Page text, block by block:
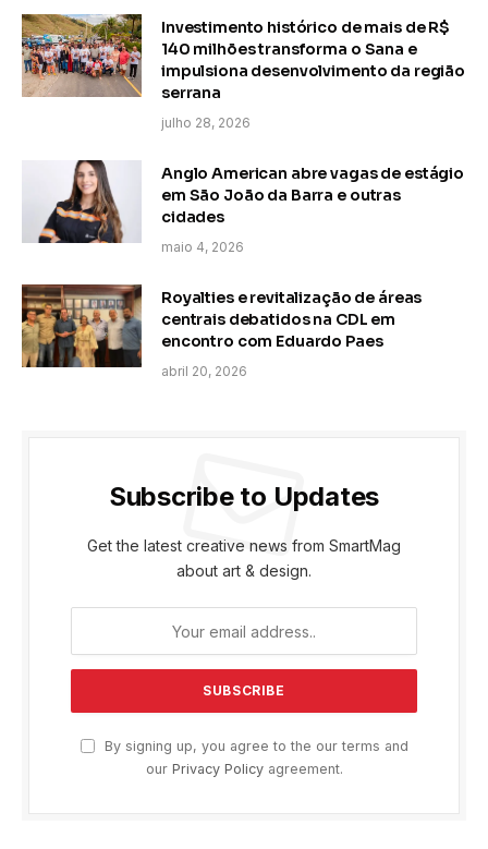
Investimento histórico de mais de R$
140 milhões transforma o Sana e
impulsiona desenvolvimento da região
serrana
julho 28, 2026
Anglo American abre vagas de estágio
em São João da Barra e outras
cidades
maio 4, 2026
Royalties e revitalização de áreas
centrais debatidos na CDL em
encontro com Eduardo Paes
abril 20, 2026
Subscribe to Updates
Get the latest creative news from SmartMag
about art & design.
By signing up, you agree to the our terms and
our Privacy Policyagreement.